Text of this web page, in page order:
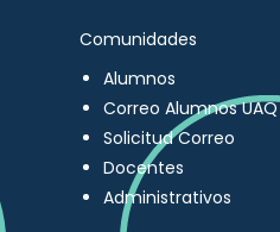
Comunidades
Alumnos
Correo Alumnos UAQ
Solicitud Correo
Docentes
Administrativos